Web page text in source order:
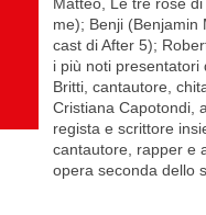
Matteo, Le tre rose
me); Benji (Benjamin
cast di After 5);
i più noti presentatori
Britti, cantautore,
Cristiana Capotondi,
regista e scrittore
cantautore, rapper e
opera seconda dello